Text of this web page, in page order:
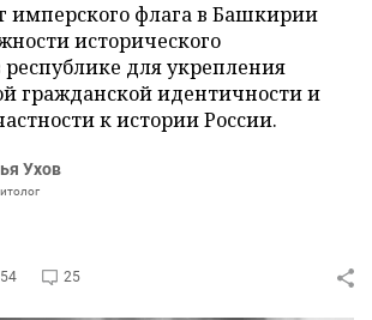
имперского флага в Башкирии
исторического
для укрепления
гражданской идентичности и
к истории России.
Ухов
25